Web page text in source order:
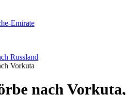
Emirate
Russland
Vorkuta
nach Vorkuta,